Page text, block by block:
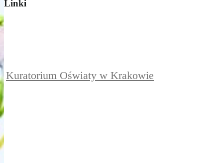
Linki
Kuratorium Oświaty w Krakowie